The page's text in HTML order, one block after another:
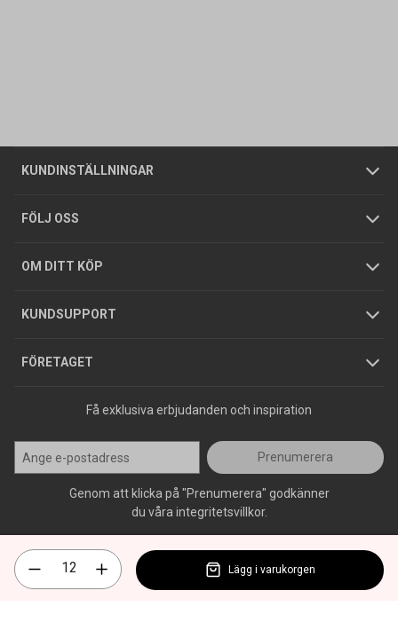
KUNDINSTÄLLNINGAR
Företagskund / Privatkund
FÖLJ OSS
OM DITT KÖP
Allmänna försäljningsvillkor
Integritetspolicy
GDPR
KUNDSUPPORT
Butiker
Foldrar och kataloger
Köpguider
Varumärken
FÖRETAGET
Om oss
Tjänster
Hållbarhet
Jobba hos oss
Press
Få exklusiva erbjudanden och inspiration
Prenumerera
Genom att klicka på "Prenumerera" godkänner
du våra integritetsvillkor.
Lägg i varukorgen